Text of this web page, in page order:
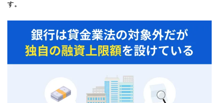
す。